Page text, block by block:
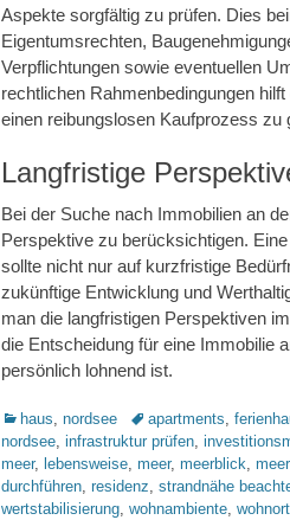
Aspekte sorgfältig zu prüfen. Dies
Eigentumsrechten,
Verpflichtungen sowie eventuellen
rechtlichen Rahmenbedingungen
einen reibungslosen Kaufprozess zu
Langfristige
Bei der Suche nach Immobilien an
Perspektive zu berücksichtigen.
sollte nicht nur auf kurzfristige
zukünftige Entwicklung und
man die langfristigen Perspektiven
die Entscheidung für eine Immobilie
persönlich lohnend ist.
Kategorien
haus, nordsee Schlagworte
apartments,
nordsee, infrastruktur prüfen,
meer, lebensweise, meer, meerblick,
durchführen, residenz, strandnähe
wertstabilisierung, wohnambiente, wohnort